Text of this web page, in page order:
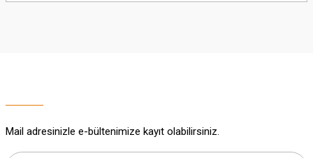
Mail adresinizle e-bültenimize kayıt olabilirsiniz.